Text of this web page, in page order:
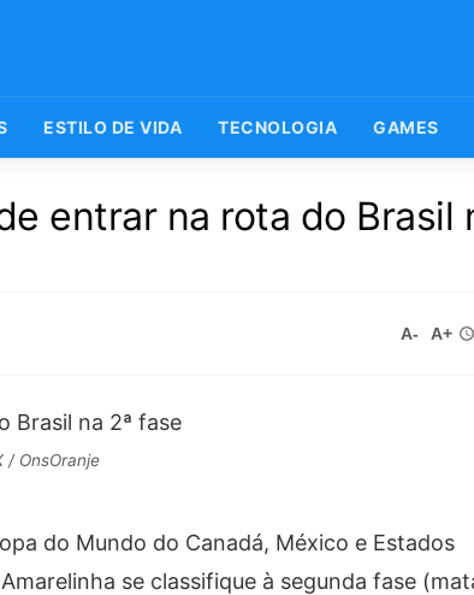
ESTILO DE VIDA TECNOLOGIA GAMES
entrar na rota do Brasil
A- A+
/ OnsOranje
do Mundo do Canadá, México e Estados
se classifique à segunda fase